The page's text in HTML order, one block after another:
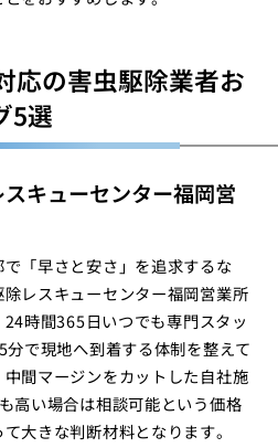
応の害虫駆除業者お
5選
キューセンター福岡営
「早さと安さ」を追求するな
レスキューセンター福岡営業所
時間365日いつでも専門スタッ
で現地へ到着する体制を整えて
間マージンをカットした自社施
高い場合は相談可能という価格
大きな判断材料となります。